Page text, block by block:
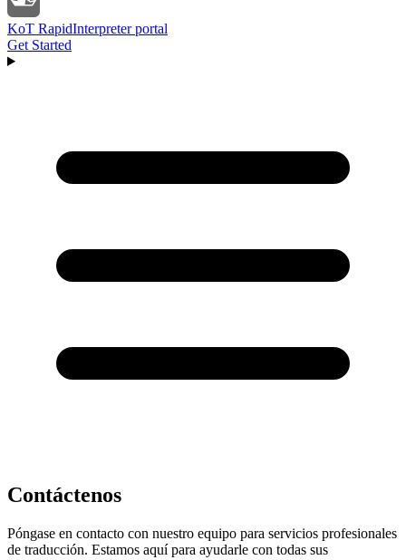
KoT RapidInterpreter portal
Get Started
Contáctenos
Póngase en contacto con nuestro equipo para servicios profesionales
de traducción. Estamos aquí para ayudarle con todas sus